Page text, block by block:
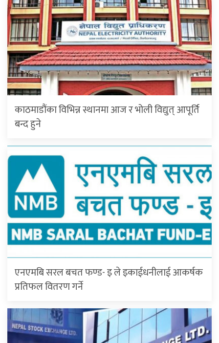
काठमाडौंका विभिन्न स्थानमा आज र भोली विद्युत् आपूर्ति
बन्द हुने
एनएमबि सरल बचत फण्ड- इ ले इकाईधनीलाई आकर्षक
प्रतिफल वितरण गर्ने